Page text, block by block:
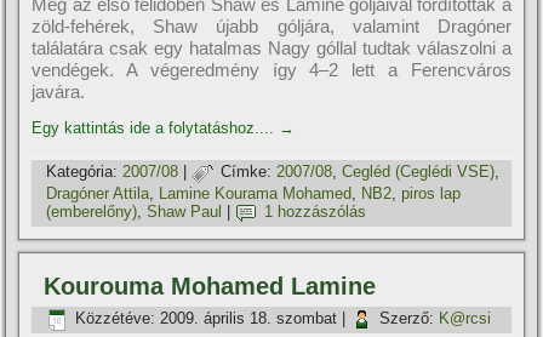
Még az első félidőben Shaw és Lamine góljaival fordí­tottak a
zöld-fehérek, Shaw újabb góljára, valamint Dragóner
találatára csak egy hatalmas Nagy góllal tudtak válaszolni a
vendégek. A végeredmény í­gy 4–2 lett a Ferencváros
javára.
Egy kattintás ide a folytatáshoz.... →
Kategória: 2007/08 | Címke: 2007/08,Cegléd (Ceglédi VSE),
Dragóner Attila, Lamine Kourama Mohamed, NB2,piros lap
(emberelőny),Shaw Paul 1 hozzászólás
Kourouma Mohamed Lamine
Közzétéve: 2009. április 18. szombat Szerző: K@rcsi